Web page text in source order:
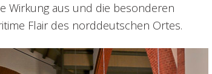
Wirkung aus und die besonderen
Flair des norddeutschen Ortes.